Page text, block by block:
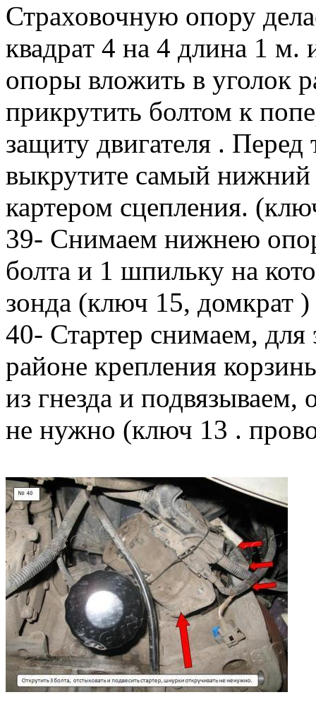
Страховочную опору
квадрат 4 на 4 длина 1 м.
опоры вложить в уголок
прикрутить болтом к
защиту двигателя . Перед
выкрутите самый нижний
картером сцепления.
39- Снимаем нижнею
болта и 1 шпильку на
зонда (ключ 15, домкрат )
40- Стартер снимаем, для
районе крепления
из гнезда и подвязываем,
не нужно (ключ 13 .